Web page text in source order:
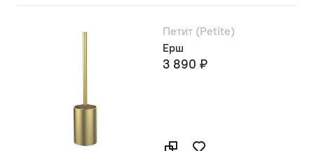
Петит (Petite)
Ерш
3 890 ₽